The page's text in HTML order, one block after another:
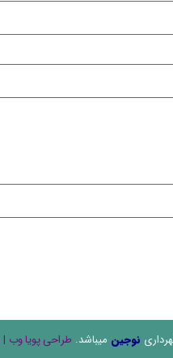
نوجین میباشد. طراحی پویا وب |